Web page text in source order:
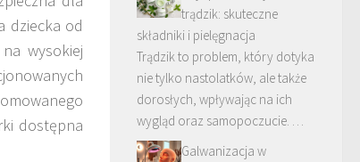
dziecka od
wysokiej
dostępna
trądzik: skuteczne
składniki i pielęgnacja
Trądzik to problem, który dotyka
nie tylko nastolatków, ale także
dorosłych, wpływając na ich
wygląd oraz samopoczucie. …
Galwanizacja w